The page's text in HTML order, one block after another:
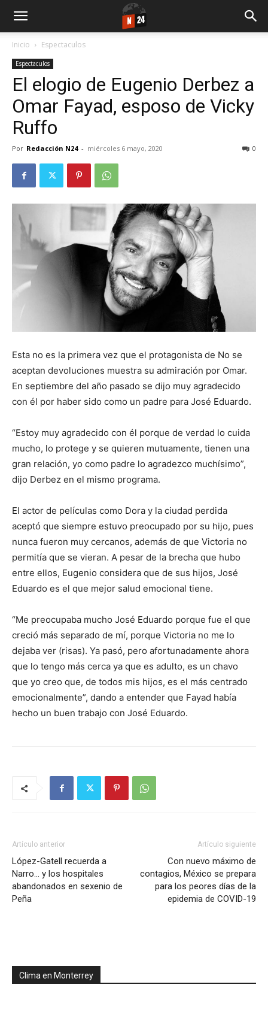
Inicio Espectaculos
Espectaculos
El elogio de Eugenio Derbez a
Omar Fayad, esposo de Vicky
Ruffo
Por Redacción N24 - miércoles 6 mayo, 2020 0
Esta no es la primera vez que el protagonista de No se
aceptan devoluciones muestra su admiración por Omar.
En septiembre del año pasado se dijo muy agradecido
con él por haber sido como un padre para José Eduardo.
“Estoy muy agradecido con él porque de verdad lo cuida
mucho, lo protege y se quieren mutuamente, tienen una
gran relación, yo como padre lo agradezco muchísimo”,
dijo Derbez en el mismo programa.
El actor de películas como Dora y la ciudad perdida
aceptó que siempre estuvo preocupado por su hijo, pues
nunca fueron muy cercanos, además de que Victoria no
permitía que se vieran. A pesar de la brecha que hubo
entre ellos, Eugenio considera que de sus hijos, José
Eduardo es el que mejor salud emocional tiene.
“Me preocupaba mucho José Eduardo porque fue el que
creció más separado de mí, porque Victoria no me lo
dejaba ver (risas). Ya pasó, pero afortunadamente ahora
que lo tengo más cerca ya que es adulto, es un chavo
que yo creo que, de todos mis hijos, es el más centrado
emocionalmente”, dando a entender que Fayad había
hecho un buen trabajo con José Eduardo.
Artículo anterior
López-Gatell recuerda a
Narro… y los hospitales
abandonados en sexenio de
Peña
Artículo siguiente
Con nuevo máximo de
contagios, México se prepara
para los peores días de la
epidemia de COVID-19
Clima en Monterrey